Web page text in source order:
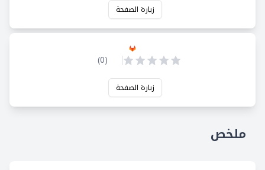
زيارة الصفحة
(
0
)
زيارة الصفحة
ملخص